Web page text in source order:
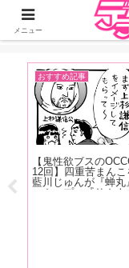
ジーオーティーが運営す
DMMアフィ
AV女優
【#川上パイセンカ
ウン対談 カウント3
レジェンド・蒼井そ
奈々美＆古川いおり
メニュー